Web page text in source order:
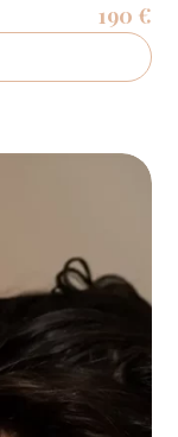
190 €